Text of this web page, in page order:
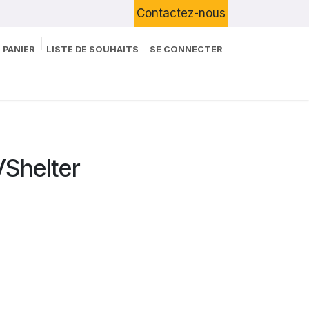
Contactez-nous
LISTE DE SOUHAITS SE CONNECTER